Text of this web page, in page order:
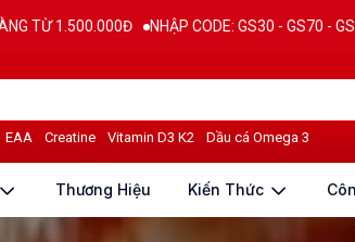
NHẬP CODE: GS30 - GS70 - GS100 giảm trực tiếp
EAA Creatine Vitamin D3 K2 Dầu cá Omega 3
Thương Hiệu Kiến Thức